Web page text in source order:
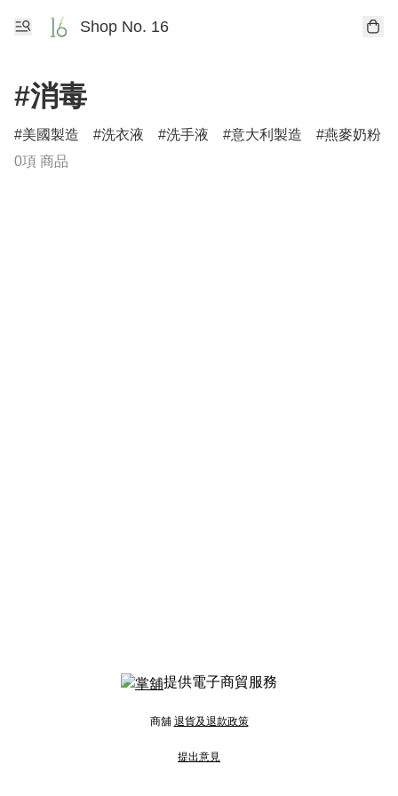
Shop No. 16
#消毒
美國製造 洗衣液 洗手液 意大利製造
燕麥奶粉
0項 商品
提供電子商貿服務
商舖 退貨及退款政策
提出意見